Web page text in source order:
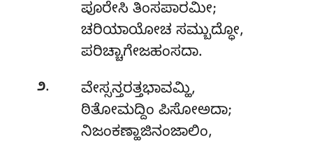
ಪೂರೇಸಿ ತಿಂಸಪಾರಮೀ;
ಚರಿಯಾಯೋಚ ಸಮ್ಬುದ್ಧೋ,
ಪರಿಚ್ಚಾಗೇಜಹಂಸದಾ.
೨. ವೇಸ್ಸನ್ತರತ್ತಭಾವಮ್ಹಿ,
ಠಿತೋಮದ್ದಿಂ ಪಿಸೋಅದಾ;
ನಿಜಂಕಣ್ಹಾಜಿನಂಜಾಲಿಂ,